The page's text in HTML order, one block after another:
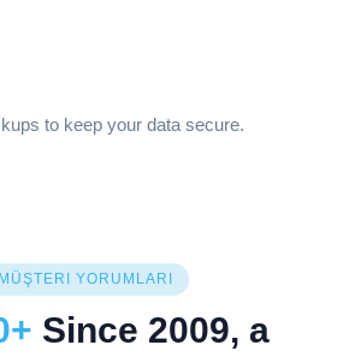
to keep your data secure.
MÜŞTERI YORUMLARI
Since 2009, a